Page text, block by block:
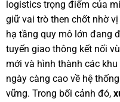
logistics trọng điểm của
giữ vai trò then chốt nhờ
hạ tầng quy mô lớn đang
tuyến giao thông kết nối
mới và hình thành các
ngày càng cao về hệ
vững. Trong bối cảnh đó,